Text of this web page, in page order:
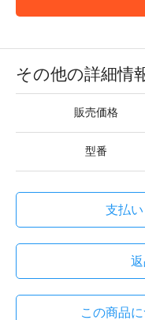
その他の詳細情
販売価格
型番
支払
この商品